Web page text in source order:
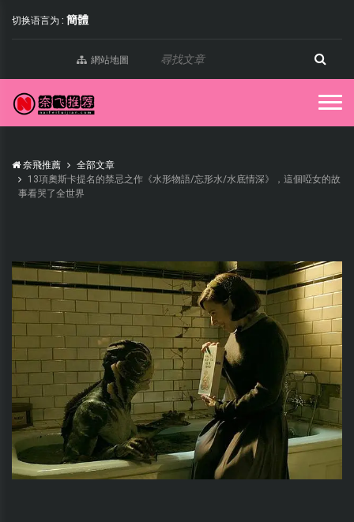
切换语言为 : 簡體
網站地圖
奈飛推薦
全部文章
13項奧斯卡提名的禁忌之作《水形物語/忘形水/水底情深》，這個啞女的故
事看哭了全世界